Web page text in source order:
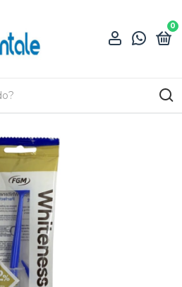
0